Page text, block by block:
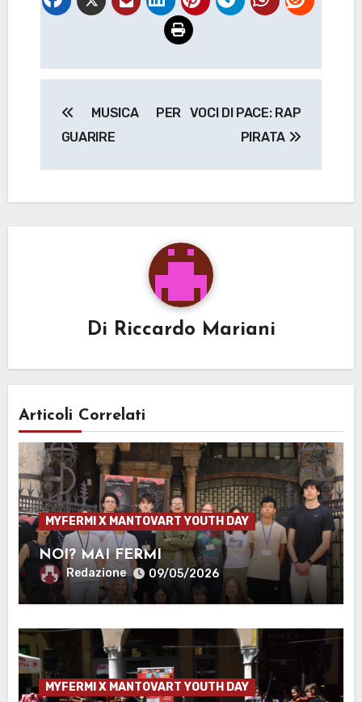
articoli
MUSICA PER
GUARIRE
VOCI DI PACE: RAP
PIRATA
Di Riccardo Mariani
Articoli Correlati
MYFERMI X MANTOVART YOUTH DAY
NOI? MAI FERMI
Redazione 09/05/2026
MYFERMI X MANTOVART YOUTH DAY